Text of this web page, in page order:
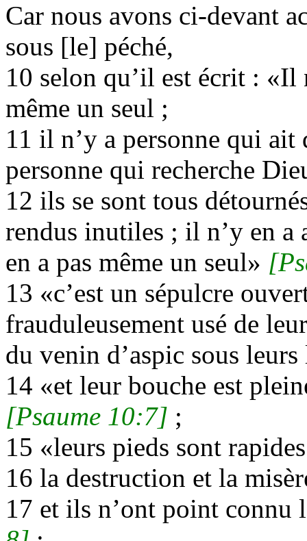
Car nous avons ci-devant
sous [le] péché,
10 selon qu’il est écrit : «Il
même un seul ;
11 il n’y a personne qui
personne qui recherche
12 ils se sont tous
rendus inutiles ; il n’y en a
en a pas même un seul»
13 «c’est un sépulcre
frauduleusement usé de
du venin d’aspic sous
14 «et leur bouche est
[Psaume 10:7] ;
15 «leurs pieds sont
16 la destruction et la
17 et ils n’ont point